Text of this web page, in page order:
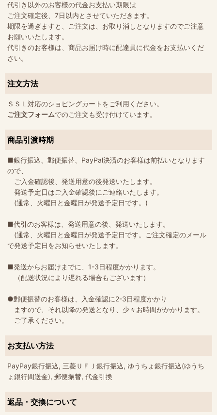
代引き以外のお客様の代金お支払い期限は
ご注文確定後、7日以内とさせていただきます。
期限を過ぎますと、ご注文は、お取り消しとなりますのでご注意
お願いいたします。
代引きのお客様は、商品お届け時に配達員に代金をお支払いくだ
さい。
注文方法
ＳＳＬ対応のショピングカートをご利用ください。
ご注文フォームでのご注文も受け付けています。
商品引渡時期
■銀行振込、郵便振替、PayPal決済のお客様は前払いとなります
ので、
ご入金確認後、発送用意の後発送いたします。
発送予定日はご入金確認後にご連絡いたします。
(通常、火曜日と金曜日が発送予定日です。)
■代引のお客様は、発送用意の後、発送いたします。
(通常、火曜日と金曜日が発送予定日です。ご注文確定のメール
で発送予定日をお知らせいたします。
■発送からお届けまでに、1-3日程度かかります。
（配送状況により遅れる場合もございます）
●郵便振替のお客様は、入金確認に2-3日程度かかり
ますので、それ以降の発送となり、少々お時間がかかります。
ご了承ください。
お支払い方法
PayPay銀行振込, 三菱ＵＦＪ銀行振込, ゆうちょ銀行振込(ゆうち
ょ銀行間送金), 郵便振替, 代金引換
返品・交換について